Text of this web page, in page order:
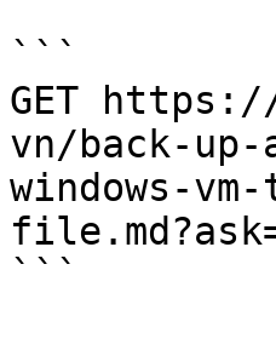
```
GET
vn/back-
windows-
```